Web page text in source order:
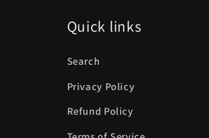
Quick links
Search
Privacy Policy
Refund Policy